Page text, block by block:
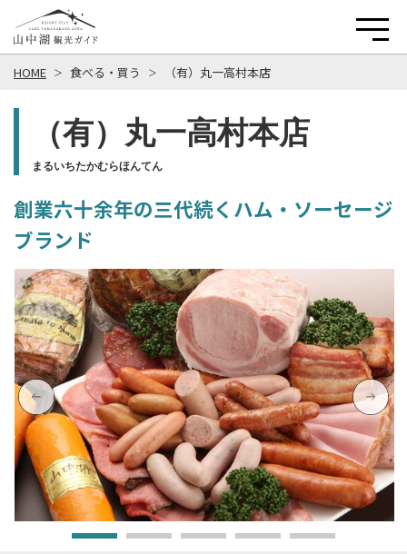
HOME 食べる・買う （有）丸一高村本店
（有）丸一高村本店
まるいちたかむらほんてん
創業六十余年の三代続くハム・ソーセージ
ブランド